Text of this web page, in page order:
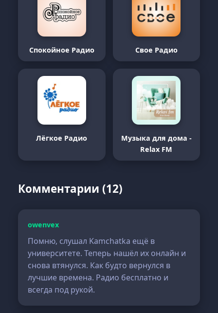
Спокойное Радио Свое Радио
Лёгкое Радио
Музыка для дома -
Relax FM
Комментарии (12)
owenvex
Помню, слушал Kamchatka ещё в
университете. Теперь нашёл их онлайн и
снова втянулся. Как будто вернулся в
лучшие времена. Радио бесплатно и
всегда под рукой.